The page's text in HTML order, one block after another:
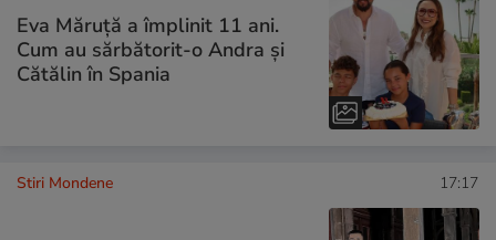
Eva Măruță a împlinit 11 ani.
Cum au sărbătorit-o Andra și
Cătălin în Spania
Stiri Mondene 17:17